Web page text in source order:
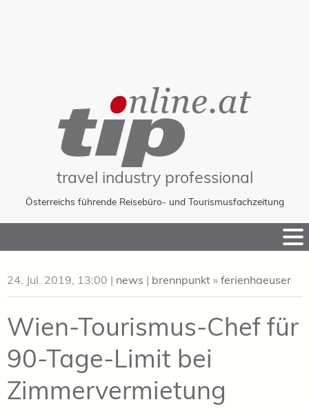
travel industry professional
Österreichs führende Reisebüro- und Tourismusfachzeitung
to
24. Jul. 2019, 13:00 | news | brennpunkt » ferienhaeuser
Wien-Tourismus-Chef für
90-Tage-Limit bei
Zimmervermietung